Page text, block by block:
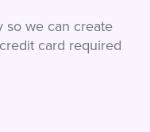
so we can create
card required